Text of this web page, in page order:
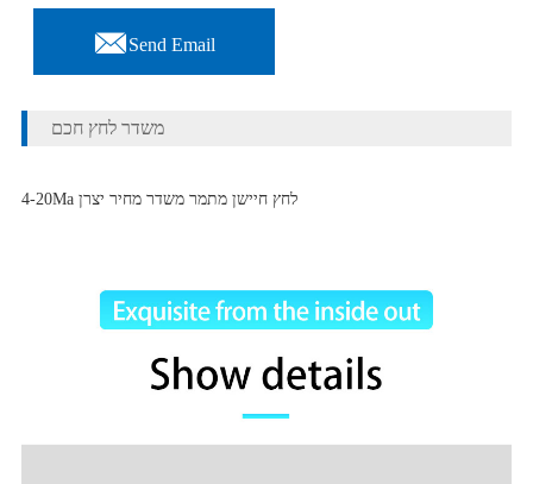
Send Email
משדר לחץ חכם
4-20Ma לחץ חיישן מתמר משדר מחיר יצרן